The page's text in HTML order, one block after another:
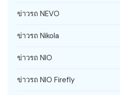
ข่าวรถ NEVO
ข่าวรถ Nikola
ข่าวรถ NIO
ข่าวรถ NIO Firefly